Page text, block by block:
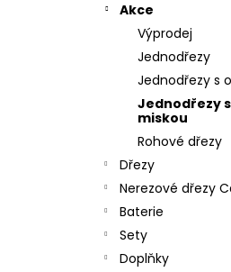
Akce
Výprodej
Jednodřezy
Jednodřezy s
Jednodřezy
miskou
Rohové dřezy
Dřezy
Nerezové dřezy
Baterie
Sety
Doplňky